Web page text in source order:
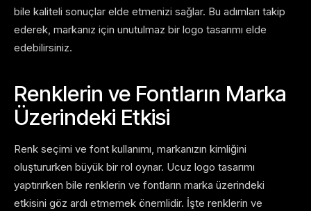
bile kaliteli sonuçlar elde etmenizi sağlar. Bu adımları takip
ederek, markanız için unutulmaz bir logo tasarımı elde
edebilirsiniz.
Renklerin ve Fontların Marka
Üzerindeki Etkisi
Renk seçimi ve font kullanımı, markanızın kimliğini
oluştururken büyük bir rol oynar. Ucuz logo tasarımı
yaptırırken bile renklerin ve fontların marka üzerindeki
etkisini göz ardı etmemek önemlidir. İşte renklerin ve